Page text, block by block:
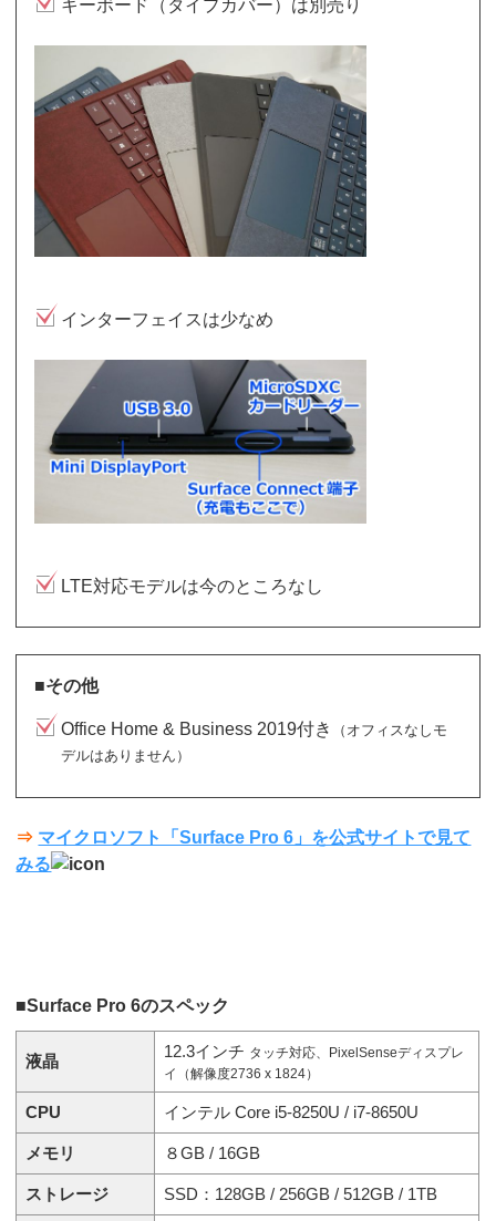
キーボード（タイプカバー）は別売り
インターフェイスは少なめ
LTE対応モデルは今のところなし
■その他
Office Home & Business 2019付き （オフィスなしモ
デルはありません）
⇒ マイクロソフト「Surface Pro 6」を公式サイトで見て
みる
■Surface Pro 6のスペック
液晶
12.3インチ タッチ対応、PixelSenseディスプレ
イ（解像度2736 x 1824）
CPU インテル Core i5-8250U / i7-8650U
メモリ ８GB / 16GB
ストレージ SSD：128GB / 256GB / 512GB / 1TB